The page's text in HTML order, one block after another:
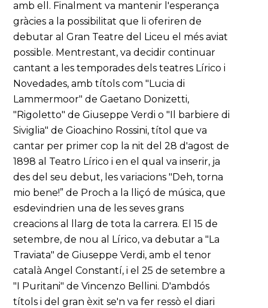
amb ell. Finalment va mantenir l'esperança
gràcies a la possibilitat que li oferiren de
debutar al Gran Teatre del Liceu el més aviat
possible. Mentrestant, va decidir continuar
cantant a les temporades dels teatres Lírico i
Novedades, amb títols com "Lucia di
Lammermoor" de Gaetano Donizetti,
"Rigoletto" de Giuseppe Verdi o "Il barbiere di
Siviglia" de Gioachino Rossini, títol que va
cantar per primer cop la nit del 28 d'agost de
1898 al Teatro Lírico i en el qual va inserir, ja
des del seu debut, les variacions "Deh, torna
mio bene!” de Proch a la lliçó de música, que
esdevindrien una de les seves grans
creacions al llarg de tota la carrera. El 15 de
setembre, de nou al Lírico, va debutar a "La
Traviata" de Giuseppe Verdi, amb el tenor
català Angel Constantí, i el 25 de setembre a
"I Puritani" de Vincenzo Bellini. D'ambdós
títols i del gran èxit se'n va fer ressò el diari